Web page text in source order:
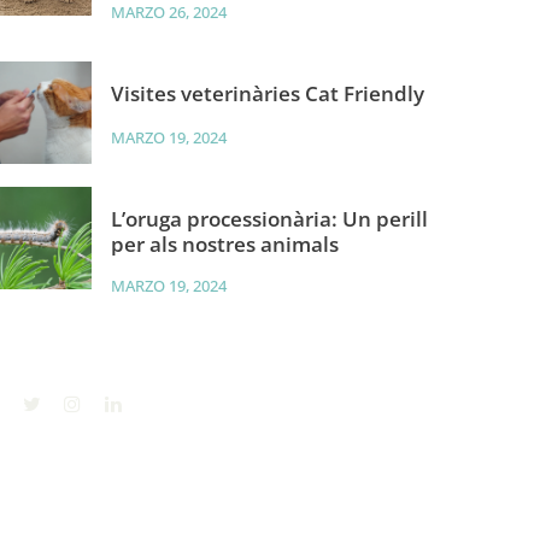
MARZO 26, 2024
Visites veterinàries Cat Friendly
MARZO 19, 2024
L’oruga processionària: Un perill
per als nostres animals
MARZO 19, 2024